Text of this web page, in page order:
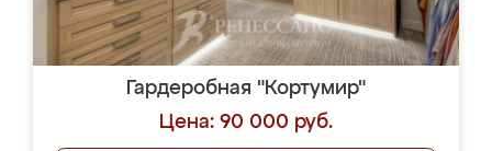
Гардеробная "Кортумир"
Цена: 90 000 руб.